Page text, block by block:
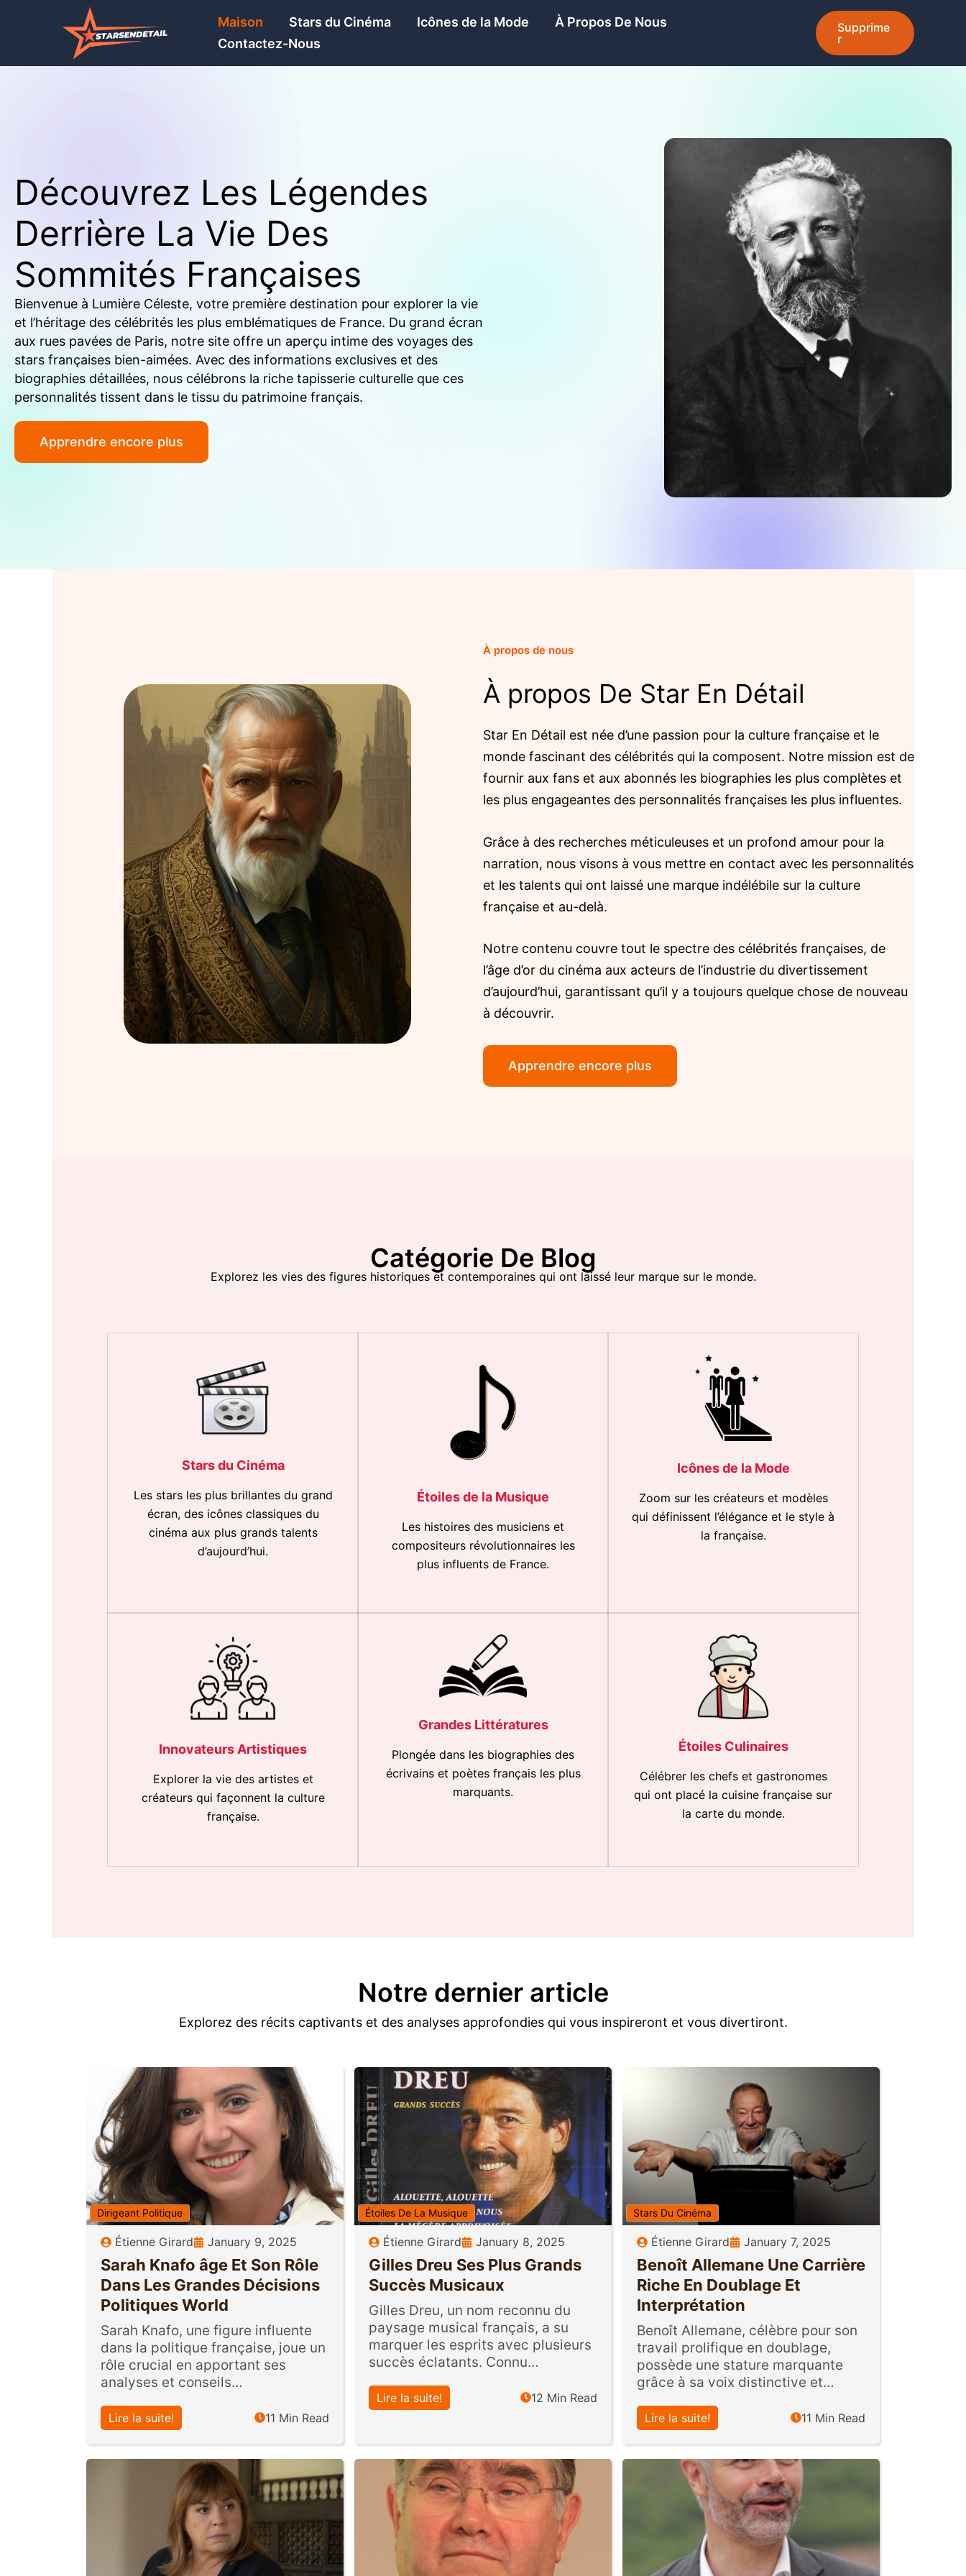
Maison Stars du Cinéma Icônes de la Mode
À Propos De Nous
Contactez-Nous
Supprime
r
Découvrez Les Légendes
Derrière La Vie Des
Sommités Françaises
Bienvenue à Lumière Céleste, votre première destination pour explorer la vie
et l’héritage des célébrités les plus emblématiques de France. Du grand écran
aux rues pavées de Paris, notre site offre un aperçu intime des voyages des
stars françaises bien-aimées. Avec des informations exclusives et des
biographies détaillées, nous célébrons la riche tapisserie culturelle que ces
personnalités tissent dans le tissu du patrimoine français.
Apprendre encore plus
À propos de nous
À propos De Star En Détail
Star En Détail est née d’une passion pour la culture française et le
monde fascinant des célébrités qui la composent. Notre mission est de
fournir aux fans et aux abonnés les biographies les plus complètes et
les plus engageantes des personnalités françaises les plus influentes.
Grâce à des recherches méticuleuses et un profond amour pour la
narration, nous visons à vous mettre en contact avec les personnalités
et les talents qui ont laissé une marque indélébile sur la culture
française et au-delà.
Notre contenu couvre tout le spectre des célébrités françaises, de
l’âge d’or du cinéma aux acteurs de l’industrie du divertissement
d’aujourd’hui, garantissant qu’il y a toujours quelque chose de nouveau
à découvrir.
Apprendre encore plus
Catégorie De Blog
Explorez les vies des figures historiques et contemporaines qui ont laissé leur marque sur le monde.
Stars du Cinéma
Les stars les plus brillantes du grand
écran, des icônes classiques du
cinéma aux plus grands talents
d’aujourd’hui.
Étoiles de la Musique
Les histoires des musiciens et
compositeurs révolutionnaires les
plus influents de France.
Icônes de la Mode
Zoom sur les créateurs et modèles
qui définissent l’élégance et le style à
la française.
Innovateurs Artistiques
Explorer la vie des artistes et
créateurs qui façonnent la culture
française.
Grandes Littératures
Plongée dans les biographies des
écrivains et poètes français les plus
marquants.
Étoiles Culinaires
Célébrer les chefs et gastronomes
qui ont placé la cuisine française sur
la carte du monde.
Notre dernier article
Explorez des récits captivants et des analyses approfondies qui vous inspireront et vous divertiront.
Dirigeant Politique
Étienne Girard January 9, 2025
Sarah Knafo âge Et Son Rôle
Dans Les Grandes Décisions
Politiques World
Sarah Knafo, une figure influente
dans la politique française, joue un
rôle crucial en apportant ses
analyses et conseils…
Lire la suite! 11 Min Read
Étoiles De La Musique
Étienne Girard January 8, 2025
Gilles Dreu Ses Plus Grands
Succès Musicaux
Gilles Dreu, un nom reconnu du
paysage musical français, a su
marquer les esprits avec plusieurs
succès éclatants. Connu…
Lire la suite! 12 Min Read
Stars Du Cinéma
Étienne Girard January 7, 2025
Benoît Allemane Une Carrière
Riche En Doublage Et
Interprétation
Benoît Allemane, célèbre pour son
travail prolifique en doublage,
possède une stature marquante
grâce à sa voix distinctive et…
Lire la suite! 11 Min Read